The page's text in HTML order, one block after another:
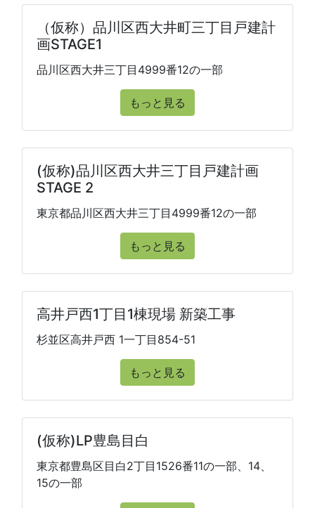
（仮称）品川区西大井町三丁目戸建計
画STAGE1
品川区西大井三丁目4999番12の一部
もっと見る
(仮称)品川区西大井三丁目戸建計画
STAGE 2
東京都品川区西大井三丁目4999番12の一部
もっと見る
高井戸西1丁目1棟現場 新築工事
杉並区高井戸西 1一丁目854-51
もっと見る
(仮称)LP豊島目白
東京都豊島区目白2丁目1526番11の一部、14、
15の一部